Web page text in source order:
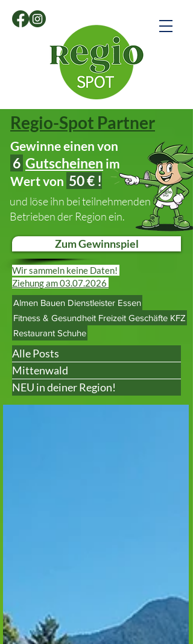
Regio-Spot Partner
Gewinne einen von
6 Gutscheinen im
Wert von 50 € !
und löse ihn bei teilnehmenden
Betrieben der Region ein.
Zum Gewinnspiel
Wir sammeln keine Daten!
Ziehung am03.07.2026
Almen Bauen Dienstleister Essen
Fitness & Gesundheit Freizeit Geschäfte KFZ
Restaurant Schuhe
Alle Posts
Mittenwald
NEU in deiner Region!